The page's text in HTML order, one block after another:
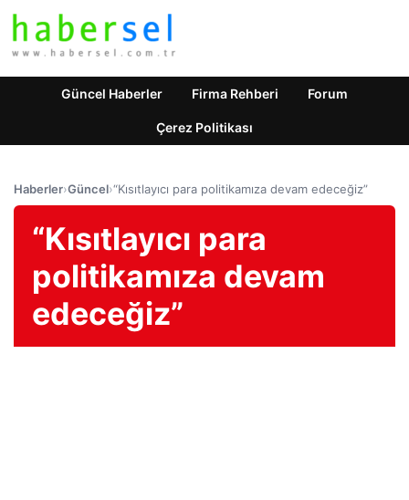
Güncel Haberler Firma Rehberi Forum
Çerez Politikası
Haberler›Güncel›“Kısıtlayıcı para politikamıza devam edeceğiz”
“Kısıtlayıcı para
politikamıza devam
edeceğiz”